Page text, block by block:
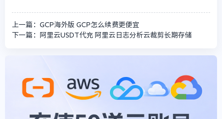
上一篇：GCP海外版 GCP怎么续费更便宜
下一篇：阿里云USDT代充 阿里云日志分析云裁剪长期存储